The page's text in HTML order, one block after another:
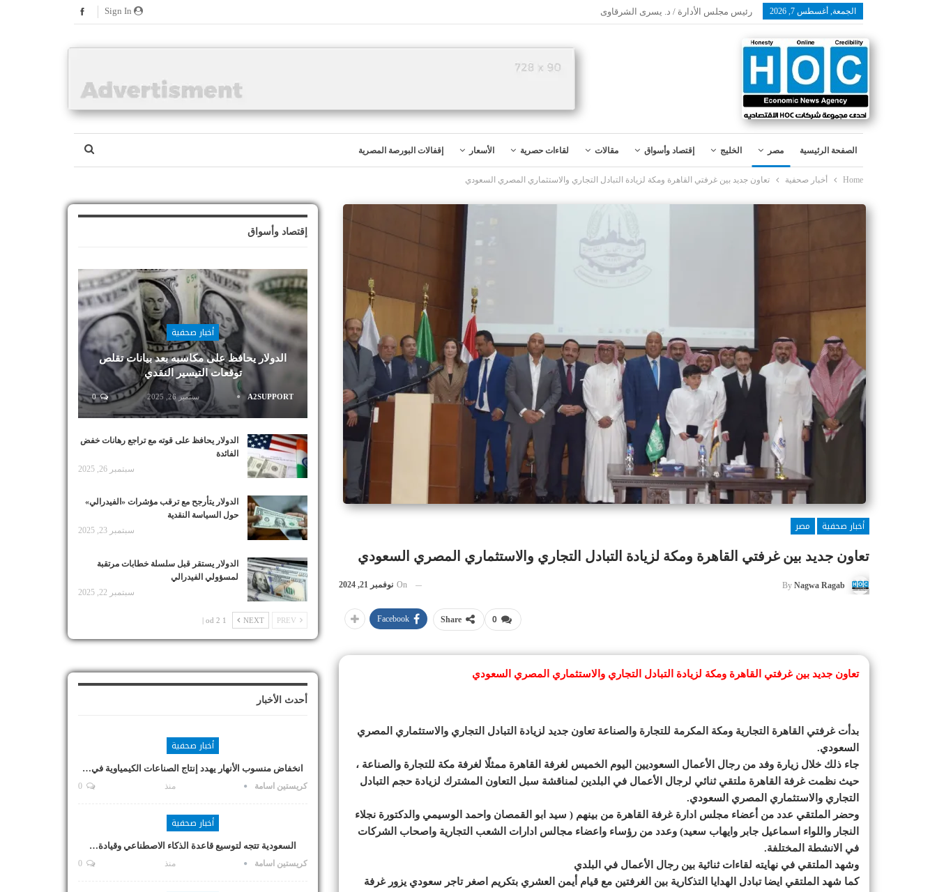
الجمعة, أغسطس 7, 2026 رئيس مجلس الأدارة / د. يسرى الشرقاوى
الصفحة الرئيسية مصر الخليج إقتصاد وأسواق مقالات لقاءات حصرية الأسعار إقفالات البورصة المصرية
Home أخبار صحفية تعاون جديد بين غرفتي القاهرة ومكة لزيادة التبادل التجاري والاستثماري المصري السعودي
أخبار صحفية
مصر
تعاون جديد بين غرفتي القاهرة ومكة لزيادة التبادل التجاري والاستثماري المصري السعودي
By Nagwa Ragab
On نوفمبر 21, 2024
0
Share
Facebook
تعاون جديد بين غرفتي القاهرة ومكة لزيادة التبادل التجاري والاستثماري المصري السعودي
بدأت غرفتي القاهرة التجارية ومكة المكرمة للتجارة والصناعة تعاون جديد لزيادة التبادل التجاري والاستثماري المصري
السعودي.
جاء ذلك خلال زيارة وفد من رجال الأعمال السعوديين اليوم الخميس لغرفة القاهرة ممثلًا لغرفة مكة للتجارة والصناعة ،
حيث نظمت غرفة القاهرة ملتقي ثنائي لرجال الأعمال في البلدين لمناقشة سبل التعاون المشترك لزيادة حجم التبادل
التجاري والاستثماري المصري السعودي.
وحضر الملتقي عدد من أعضاء مجلس ادارة غرفة القاهرة من بينهم ( سيد ابو القمصان واحمد الوسيمي والدكتورة نجلاء
النجار واللواء اسماعيل جابر وايهاب سعيد) وعدد من رؤساء واعضاء مجالس ادارات الشعب التجارية واصحاب الشركات
في الانشطة المختلفة.
وشهد الملتقي في نهايته لقاءات ثنائية بين رجال الأعمال في البلدي
كما شهد الملتقي ايضا تبادل الهدايا التذكارية بين الغرفتين مع قيام أيمن العشري بتكريم اصغر تاجر سعودي يزور غرفة
إقتصاد وأسواق
أخبار صحفية
الدولار يحافظ على مكاسبه بعد بيانات تقلص
توقعات التيسير النقدي
A2SUPPORT سبتمبر 26, 2025 0
الدولار يحافظ على قوته مع تراجع رهانات خفض
الفائدة
سبتمبر 26, 2025
الدولار يتأرجح مع ترقب مؤشرات «الفيدرالي»
حول السياسة النقدية
سبتمبر 23, 2025
الدولار يستقر قبل سلسلة خطابات مرتقبة
لمسؤولي الفيدرالي
سبتمبر 22, 2025
NEXT
1 od 2 |
أحدث الأخبار
أخبار صحفية
انخفاض منسوب الأنهار يهدد إنتاج الصناعات الكيمياوية في…
كريستين اسامة منذ
أخبار صحفية
السعودية تتجه لتوسيع قاعدة الذكاء الاصطناعي وقيادة…
كريستين اسامة منذ